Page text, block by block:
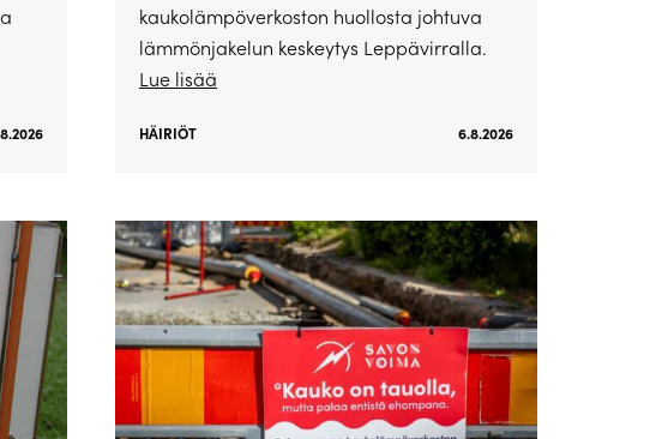
kaukolämpöverkoston huollosta johtuva
lämmönjakelun keskeytys Leppävirralla.
Lue lisää
HÄIRIÖT 6.8.2026